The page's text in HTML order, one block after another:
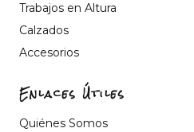
Trabajos en Altura
Calzados
Accesorios
Enlaces Útiles
Quiénes Somos